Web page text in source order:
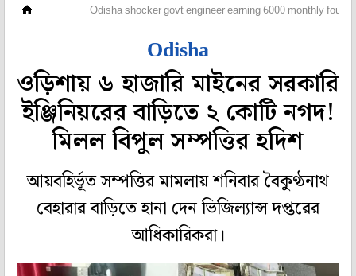
Odisha shocker govt engineer earning 6000 monthly found
Odisha
ওড়িশায় ৬ হাজারি মাইনের সরকারি
ইঞ্জিনিয়রের বাড়িতে ২ কোটি নগদ!
মিলল বিপুল সম্পত্তির হদিশ
আয়বহির্ভূত সম্পত্তির মামলায় শনিবার বৈকুণ্ঠনাথ
বেহারার বাড়িতে হানা দেন ভিজিল্যান্স দপ্তরের
আধিকারিকরা।